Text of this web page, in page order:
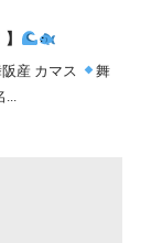
産 カマス
舞
...